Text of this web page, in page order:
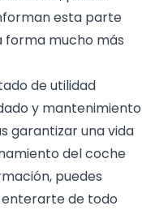
esta parte
forma mucho más
de utilidad
y mantenimiento
garantizar una vida
del coche
puedes
de todo